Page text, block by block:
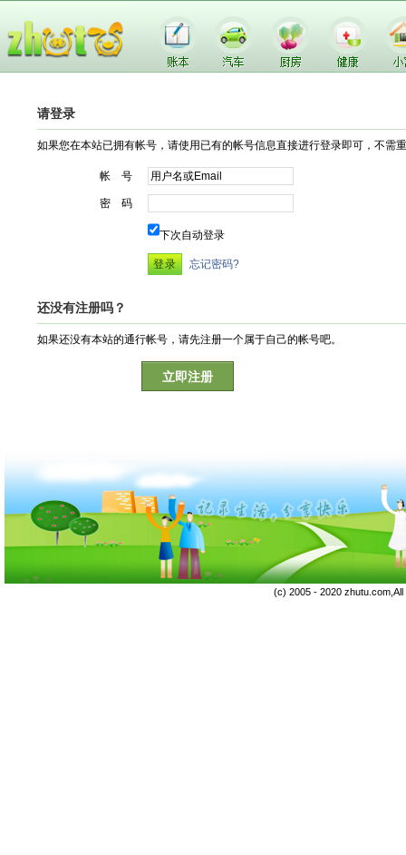
请登录
如果您在本站已拥有帐号，请使用已有的帐号信息直接进行登录即可，不需
帐 号
密 码
下次自动登录
忘记密码?
还没有注册吗？
如果还没有本站的通行帐号，请先注册一个属于自己的帐号吧。
立即注册
(c) 2005 - 2020